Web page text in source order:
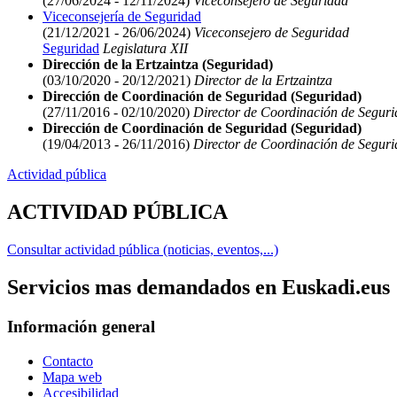
Viceconsejería de Seguridad
(21/12/2021 - 26/06/2024) Viceconsejero de Seguridad
Seguridad Legislatura XII
Dirección de la Ertzaintza (Seguridad)
(03/10/2020 - 20/12/2021) Director de la Ertzaintza
Dirección de Coordinación de Seguridad (Seguridad)
(27/11/2016 - 02/10/2020) Director de Coordinación de
Dirección de Coordinación de Seguridad (Seguridad)
(19/04/2013 - 26/11/2016) Director de Coordinación de
Actividad pública
ACTIVIDAD PÚBLICA
Consultar actividad pública (noticias, eventos,...)
Servicios mas demandados en Euskadi.eus
Información general
Contacto
Mapa web
Accesibilidad